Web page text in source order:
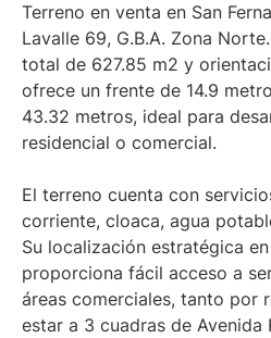
Terreno en venta en San
Lavalle 69, G.B.A. Zona
total de 627.85 m2 y
ofrece un frente de 14.9
43.32 metros, ideal para
residencial o comercial.
El terreno cuenta con
corriente, cloaca, agua
Su localización estratégica en
proporciona fácil acceso a
áreas comerciales, tanto por
estar a 3 cuadras de Avenida